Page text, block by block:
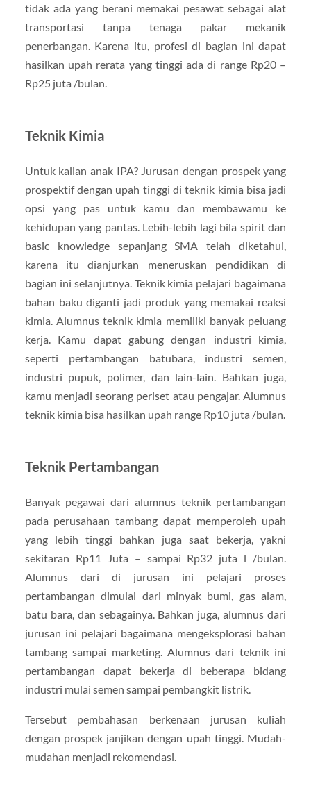
tidak ada yang berani memakai pesawat sebagai alat
transportasi tanpa tenaga pakar mekanik
penerbangan. Karena itu, profesi di bagian ini dapat
hasilkan upah rerata yang tinggi ada di range Rp20 –
Rp25 juta /bulan.
Teknik Kimia
Untuk kalian anak IPA? Jurusan dengan prospek yang
prospektif dengan upah tinggi di teknik kimia bisa jadi
opsi yang pas untuk kamu dan membawamu ke
kehidupan yang pantas. Lebih-lebih lagi bila spirit dan
basic knowledge sepanjang SMA telah diketahui,
karena itu dianjurkan meneruskan pendidikan di
bagian ini selanjutnya. Teknik kimia pelajari bagaimana
bahan baku diganti jadi produk yang memakai reaksi
kimia. Alumnus teknik kimia memiliki banyak peluang
kerja. Kamu dapat gabung dengan industri kimia,
seperti pertambangan batubara, industri semen,
industri pupuk, polimer, dan lain-lain. Bahkan juga,
kamu menjadi seorang periset atau pengajar. Alumnus
teknik kimia bisa hasilkan upah range Rp10 juta /bulan.
Teknik Pertambangan
Banyak pegawai dari alumnus teknik pertambangan
pada perusahaan tambang dapat memperoleh upah
yang lebih tinggi bahkan juga saat bekerja, yakni
sekitaran Rp11 Juta – sampai Rp32 juta l /bulan.
Alumnus dari di jurusan ini pelajari proses
pertambangan dimulai dari minyak bumi, gas alam,
batu bara, dan sebagainya. Bahkan juga, alumnus dari
jurusan ini pelajari bagaimana mengeksplorasi bahan
tambang sampai marketing. Alumnus dari teknik ini
pertambangan dapat bekerja di beberapa bidang
industri mulai semen sampai pembangkit listrik.
Tersebut pembahasan berkenaan jurusan kuliah
dengan prospek janjikan dengan upah tinggi. Mudah-
mudahan menjadi rekomendasi.